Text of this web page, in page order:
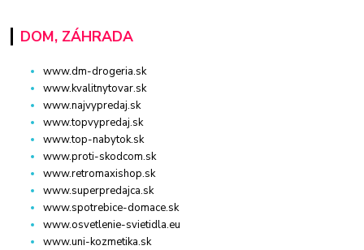
DOM, ZÁHRADA
www.dm-drogeria.sk
www.kvalitnytovar.sk
www.najvypredaj.sk
www.topvypredaj.sk
www.top-nabytok.sk
www.proti-skodcom.sk
www.retromaxishop.sk
www.superpredajca.sk
www.spotrebice-domace.sk
www.osvetlenie-svietidla.eu
www.uni-kozmetika.sk